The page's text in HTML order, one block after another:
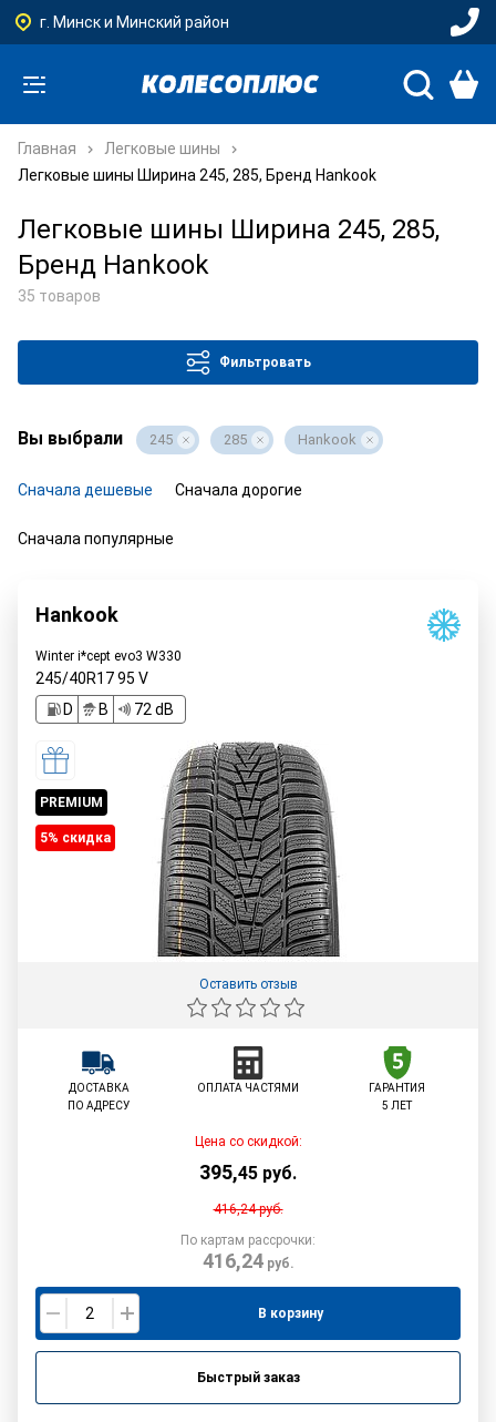
г. Минск и Минский район
Главная
Легковые шины
Легковые шины Ширина 245, 285, Бренд Hankook
Легковые шины Ширина 245, 285,
Бренд Hankook
35 товаров
Фильтровать
Вы выбрали 245 285 Hankook
Сначала дешевые Сначала дорогие
Сначала популярные
Hankook
Winter i*cept evo3 W330
245/40R1795 V
D
B 72 dB
PREMIUM
5% cкидка
Оставить отзыв
ДОСТАВКА
ПО АДРЕСУ
ОПЛАТА ЧАСТЯМИ
ГАРАНТИЯ
5 ЛЕТ
Цена со скидкой:
395,45 руб.
416,24руб.
По картам рассрочки:
416,24руб.
В корзину
Быстрый заказ